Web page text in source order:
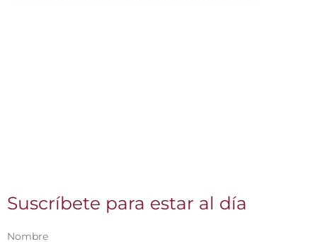
Suscríbete para estar al día
Nombre